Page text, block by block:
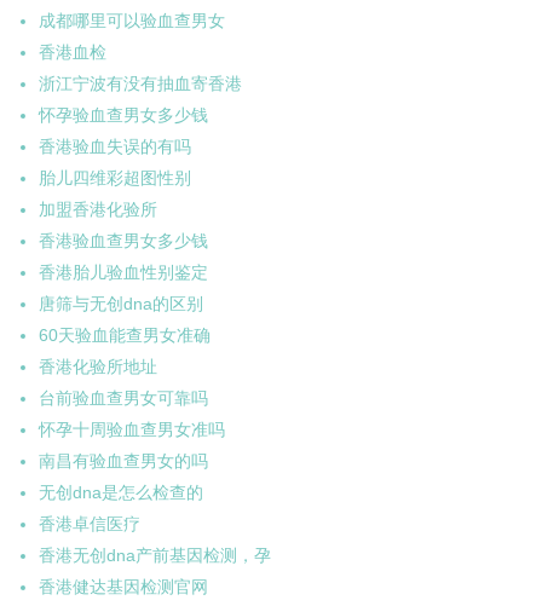
成都哪里可以验血查男女
香港血检
浙江宁波有没有抽血寄香港
怀孕验血查男女多少钱
香港验血失误的有吗
胎儿四维彩超图性别
加盟香港化验所
香港验血查男女多少钱
香港胎儿验血性别鉴定
唐筛与无创dna的区别
60天验血能查男女准确
香港化验所地址
台前验血查男女可靠吗
怀孕十周验血查男女准吗
南昌有验血查男女的吗
无创dna是怎么检查的
香港卓信医疗
香港无创dna产前基因检测，孕
香港健达基因检测官网